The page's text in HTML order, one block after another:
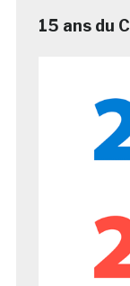
15 ans du